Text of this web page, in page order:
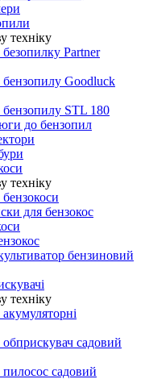
техніку
Partner
Goodluck
STL 180
до бензопил
техніку
для бензокос
бензиновий
техніку
садовий
садовий